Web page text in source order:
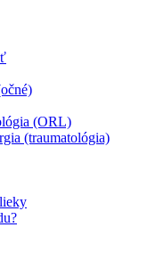
(ORL)
(traumatológia)